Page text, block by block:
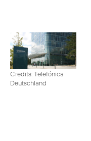
Credits: Telefónica
Deutschland